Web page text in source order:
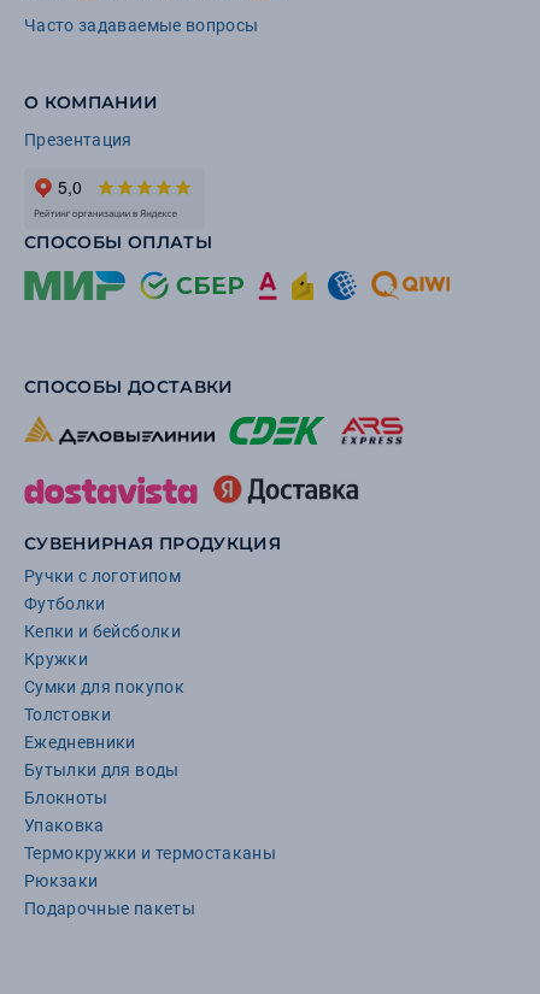
Часто задаваемые вопросы
О КОМПАНИИ
Презентация
СПОСОБЫ ОПЛАТЫ
СПОСОБЫ ДОСТАВКИ
СУВЕНИРНАЯ ПРОДУКЦИЯ
Ручки с логотипом
Футболки
Кепки и бейсболки
Кружки
Сумки для покупок
Толстовки
Ежедневники
Бутылки для воды
Блокноты
Упаковка
Термокружки и термостаканы
Рюкзаки
Подарочные пакеты